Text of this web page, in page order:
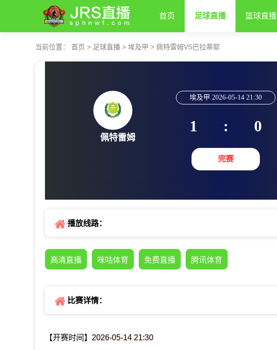
首页 足球直播 篮球直播
当前位置： 首页 > 足球直播 > 埃及甲 > 佩特雷姆VS巴拉蒂耶
佩特雷姆
埃及甲 2026-05-14 21:30
1 : 0
完赛
播放线路：
高清直播 咪咕体育 免费直播 腾讯体育
比赛详情：
【开赛时间】 2026-05-14 21:30